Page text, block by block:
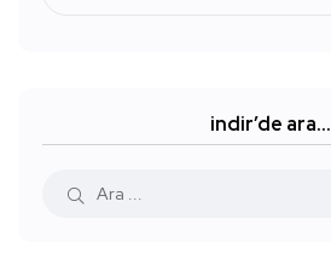
indir’de ara…